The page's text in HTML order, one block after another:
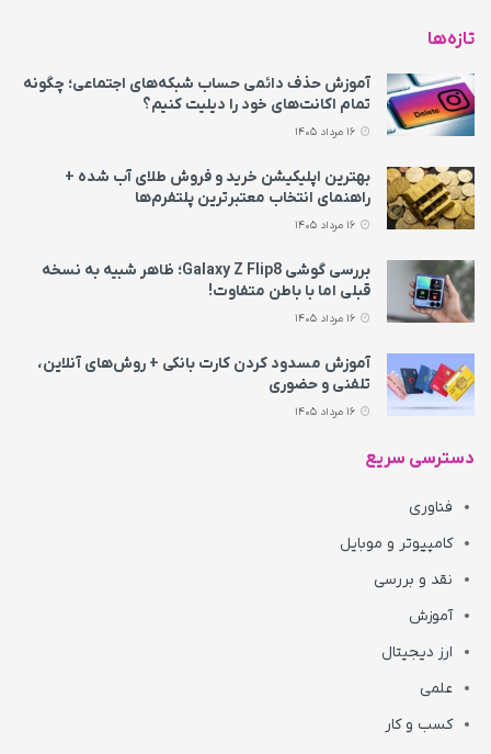
تازه‌ها
آموزش حذف دائمی حساب شبکه‌های اجتماعی؛ چگونه
تمام اکانت‌های خود را دیلیت کنیم؟
بهترین اپلیکیشن خرید و فروش طلای آب شده +
راهنمای انتخاب معتبرترین پلتفرم‌ها
بررسی گوشی Galaxy Z Flip8؛ ظاهر شبیه به نسخه
قبلی اما با باطن متفاوت!
آموزش مسدود کردن کارت بانکی + روش‌های آنلاین،
تلفنی و حضوری
دسترسی سریع
فناوری
کامپیوتر و موبایل
نقد و بررسی
آموزش
ارز دیجیتال
علمی
کسب و کار